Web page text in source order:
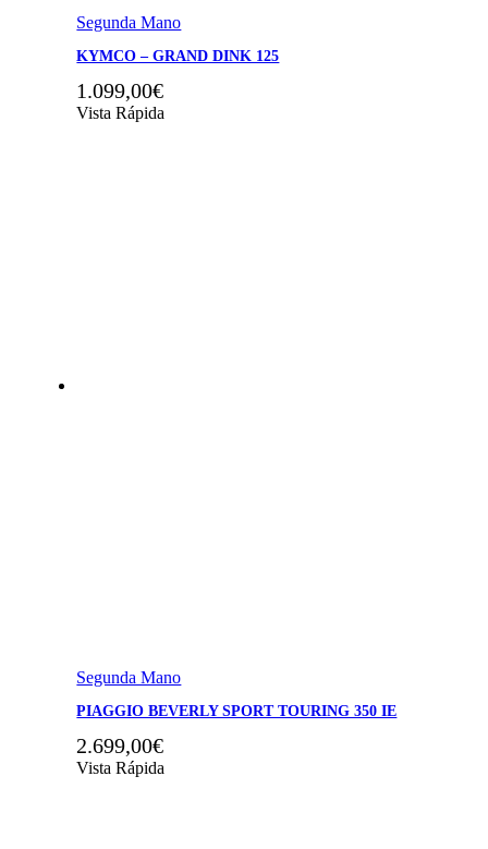
Segunda Mano
KYMCO – GRAND DINK 125
1.099,00€
Vista Rápida
Segunda Mano
PIAGGIO BEVERLY SPORT TOURING 350 IE
2.699,00€
Vista Rápida